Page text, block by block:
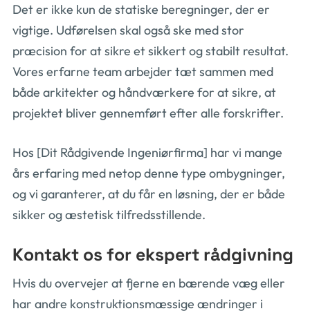
Det er ikke kun de statiske beregninger, der er
vigtige. Udførelsen skal også ske med stor
præcision for at sikre et sikkert og stabilt resultat.
Vores erfarne team arbejder tæt sammen med
både arkitekter og håndværkere for at sikre, at
projektet bliver gennemført efter alle forskrifter.
Hos [Dit Rådgivende Ingeniørfirma] har vi mange
års erfaring med netop denne type ombygninger,
og vi garanterer, at du får en løsning, der er både
sikker og æstetisk tilfredsstillende.
Kontakt os for ekspert rådgivning
Hvis du overvejer at fjerne en bærende væg eller
har andre konstruktionsmæssige ændringer i